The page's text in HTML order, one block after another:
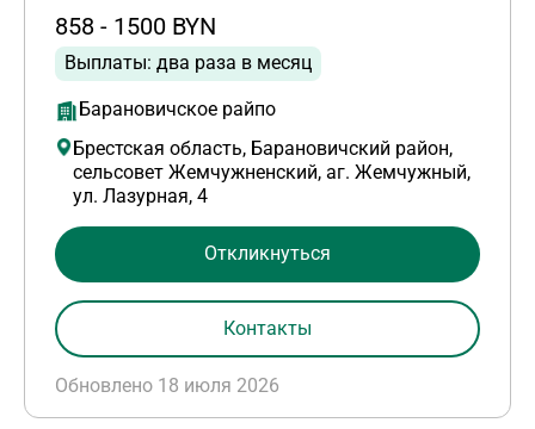
858 - 1500 BYN
Выплаты: два раза в месяц
Барановичское райпо
Брестская область, Барановичский район,
сельсовет Жемчужненский, аг. Жемчужный,
ул. Лазурная, 4
Обновлено 18 июля 2026
Откликнуться
Контакты